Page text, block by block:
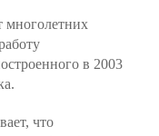
многолетних
в 2003
что